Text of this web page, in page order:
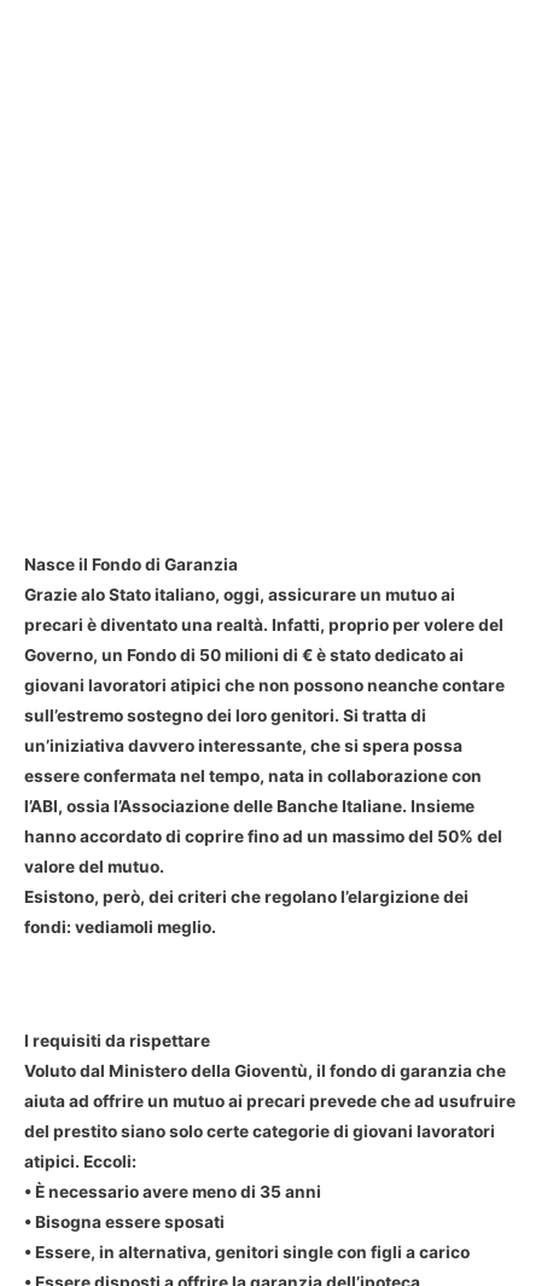
Nasce il Fondo di Garanzia
Grazie alo Stato italiano, oggi, assicurare un mutuo ai
precari è diventato una realtà. Infatti, proprio per volere del
Governo, un Fondo di 50 milioni di € è stato dedicato ai
giovani lavoratori atipici che non possono neanche contare
sull’estremo sostegno dei loro genitori. Si tratta di
un’iniziativa davvero interessante, che si spera possa
essere confermata nel tempo, nata in collaborazione con
l’ABI, ossia l’Associazione delle Banche Italiane. Insieme
hanno accordato di coprire fino ad un massimo del 50% del
valore del mutuo.
Esistono, però, dei criteri che regolano l’elargizione dei
fondi: vediamoli meglio.
I requisiti da rispettare
Voluto dal Ministero della Gioventù, il fondo di garanzia che
aiuta ad offrire un mutuo ai precari prevede che ad usufruire
del prestito siano solo certe categorie di giovani lavoratori
atipici. Eccoli:
• È necessario avere meno di 35 anni
• Bisogna essere sposati
• Essere, in alternativa, genitori single con figli a carico
• Essere disposti a offrire la garanzia dell’ipoteca